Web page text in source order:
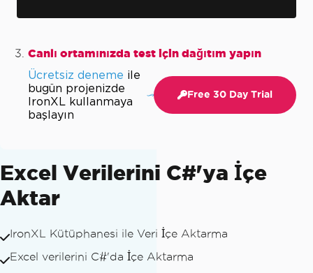
Canlı ortamınızda test için dağıtım yapın
Ücretsiz deneme ile
bugün projenizde
IronXL kullanmaya
başlayın
Free 30 Day Trial
Excel Verilerini C#'ya İçe
Aktar
IronXL Kütüphanesi ile Veri İçe Aktarma
Excel verilerini C#'da İçe Aktarma